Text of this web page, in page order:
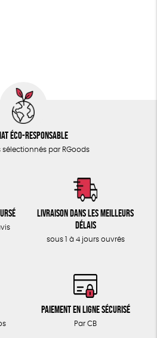
éco-responsable
par RGoods
Livraison dans les meilleurs
délais
sous 1 à 4 jours ouvrés
Paiement en ligne sécurisé
Par CB